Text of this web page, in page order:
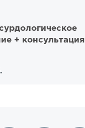
+ консультация